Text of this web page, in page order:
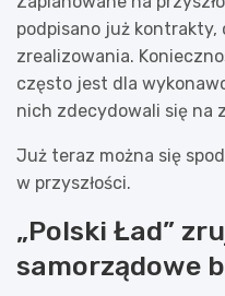
podpisano już kontrakty,
zrealizowania.
często jest dla
nich zdecydowali się na
Już teraz można się
w przyszłości.
„Polski Ład”
samorządowe